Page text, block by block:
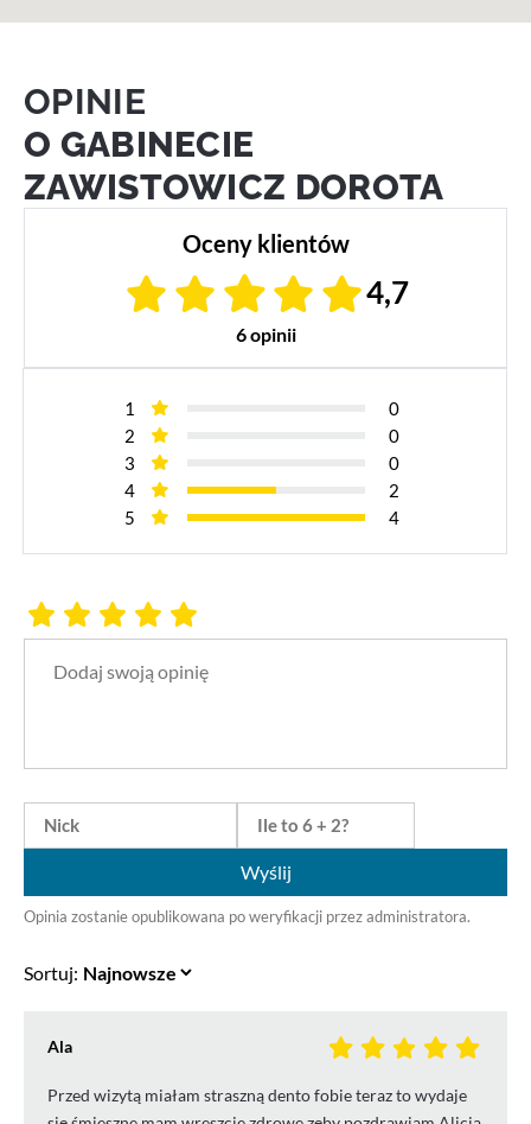
OPINIE
O GABINECIE
ZAWISTOWICZ DOROTA
Oceny klientów
4,7
6 opinii
1
0
2
0
3
0
4
2
5
4
Wyślij
Opinia zostanie opublikowana po weryfikacji przez administratora.
Sortuj:
Ala
Przed wizytą miałam straszną dento fobie teraz to wydaje